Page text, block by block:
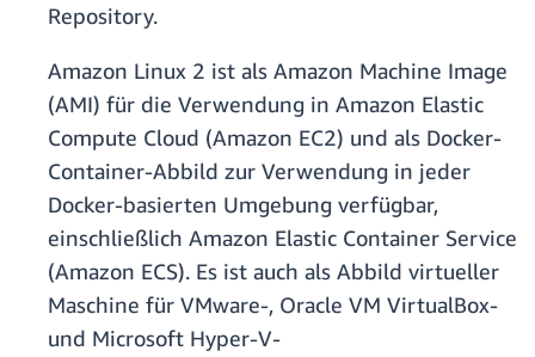
Repository.
Amazon Linux 2 ist als Amazon Machine Image
(AMI) für die Verwendung in Amazon Elastic
Compute Cloud (Amazon EC2) und als Docker-
Container-Abbild zur Verwendung in jeder
Docker-basierten Umgebung verfügbar,
einschließlich Amazon Elastic Container Service
(Amazon ECS). Es ist auch als Abbild virtueller
Maschine für VMware-, Oracle VM VirtualBox-
und Microsoft Hyper-V-